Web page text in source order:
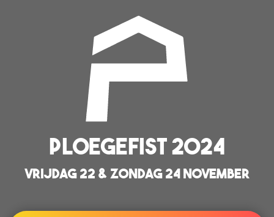
PLOEGEFIST 2024
VRIJDAG 22 & ZONDAG 24 NOVEMBER